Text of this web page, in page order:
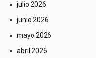
julio 2026
junio 2026
mayo 2026
abril 2026